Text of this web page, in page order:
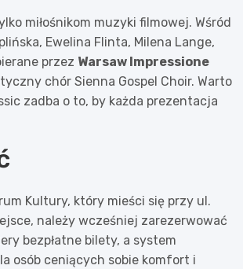
miłośnikom muzyki filmowej. Wśród
Ewelina Flinta, Milena Lange,
przez Warsaw Impressione
chór Sienna Gospel Choir. Warto
zadba o to, by każda prezentacja
Kultury, który mieści się przy ul.
należy wcześniej zarezerwować
bezpłatne bilety, a system
osób ceniących sobie komfort i